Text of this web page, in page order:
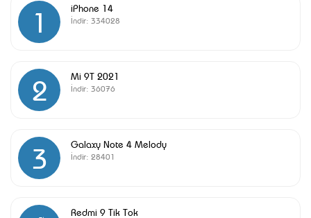
1 iPhone 14
İndir: 334028
2 Mi 9T 2021
İndir: 36076
3 Galaxy Note 4 Melody
İndir: 28401
Redmi 9 Tik Tok